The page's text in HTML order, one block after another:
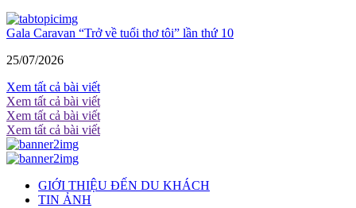
Gala Caravan “Trở về tuổi thơ tôi” lần thứ 10
25/07/2026
Xem tất cả bài viết
Xem tất cả bài viết
Xem tất cả bài viết
Xem tất cả bài viết
GIỚI THIỆU ĐẾN DU KHÁCH
TIN ẢNH